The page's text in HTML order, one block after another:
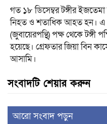
গত ১৮ ডিসেম্বর টঙ্গীর ইজতেমা
নিহত ও শতাধিক আহত হন। এ
(জুবায়েরপন্থি) পক্ষ থেকে টঙ্গী
হয়েছে। গ্রেফতার জিয়া বিন
আসামি।
সংবাদটি শেয়ার করুন
আরো সংবাদ পড়ুন